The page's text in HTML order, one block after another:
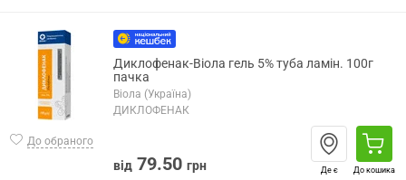
До обраного
Диклофенак-Віола гель 5% туба ламін. 100г
пачка
Віола (Україна)
ДИКЛОФЕНАК
від 79.50 грн Де є До кошика